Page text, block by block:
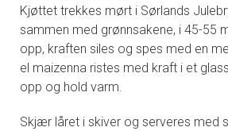
Kjøttet trekkes mørt i Sørlands
sammen med grønnsakene, i 45-55
opp, kraften siles og spes med en
el maizenna ristes med kraft i et
opp og hold varm.
Skjær låret i skiver og serveres med